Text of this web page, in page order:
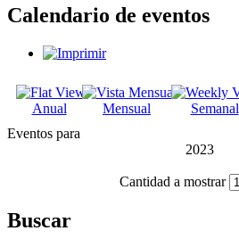
Calendario de eventos
Anual Mensual Semanal
Eventos para
2023
Cantidad a mostrar
Buscar